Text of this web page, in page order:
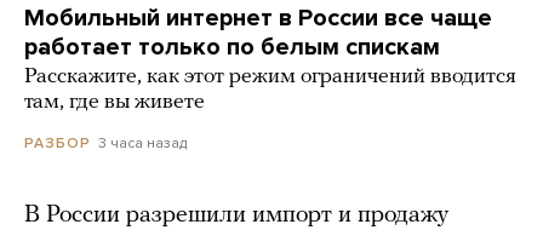
Мобильный интернет в России все чаще
работает только по белым спискам
Расскажите, как этот режим ограничений вводится
там, где вы живете
РАЗБОР 3 часа назад
В России разрешили импорт и продажу